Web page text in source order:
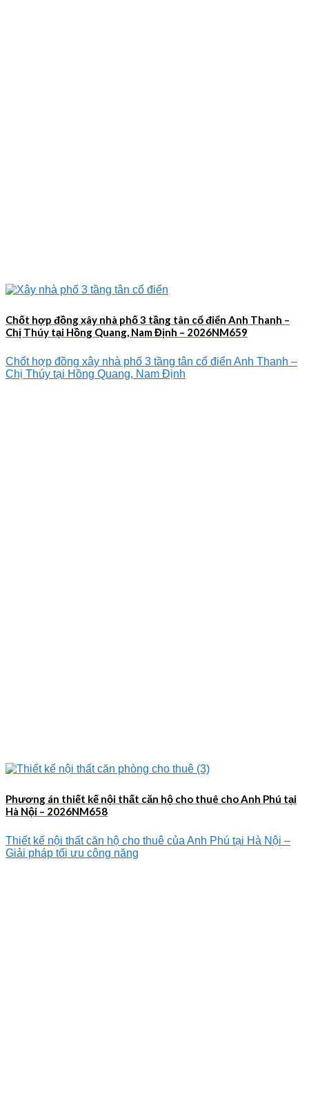
Chốt hợp đồng xây nhà phố 3 tầng tân cổ điển Anh Thanh –
Chị Thúy tại Hồng Quang, Nam Định – 2026NM659
Chốt hợp đồng xây nhà phố 3 tầng tân cổ điển Anh Thanh –
Chị Thúy tại Hồng Quang, Nam Định
Phương án thiết kế nội thất căn hộ cho thuê cho Anh Phú tại
Hà Nội – 2026NM658
Thiết kế nội thất căn hộ cho thuê của Anh Phú tại Hà Nội –
Giải pháp tối ưu công năng